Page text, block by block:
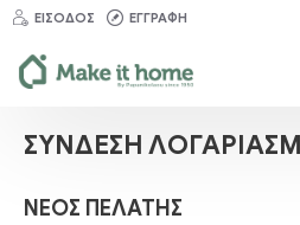
ΕΊΣΟΔΟΣ ΕΓΓΡΑΦΉ
ΣΎΝΔΕΣΗ
ΝΈΟΣ ΠΕΛΆΤΗΣ